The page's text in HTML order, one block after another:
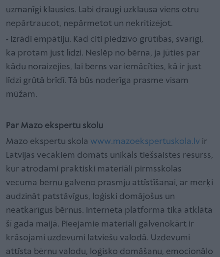
uzmanīgi klausies. Labi draugi uzklausa viens otru
nepārtraucot, nepārmetot un nekritizējot.
- Izrādi empātiju. Kad citi piedzīvo grūtības, svarīgi,
ka protam just līdzi. Neslēp no bērna, ja jūties par
kādu noraizējies, lai bērns var iemācīties, kā ir just
līdzi grūtā brīdī. Tā būs noderīga prasme visam
mūžam.
Par Mazo ekspertu skolu
Mazo ekspertu skola www.mazoekspertuskola.lv ir
Latvijas vecākiem domāts unikāls tiešsaistes resurss,
kur atrodami praktiski materiāli pirmsskolas
vecuma bērnu galveno prasmju attīstīšanai, ar mērķi
audzināt patstāvīgus, loģiski domājošus un
neatkarīgus bērnus. Interneta platforma tika atklāta
šī gada maijā. Pieejamie materiāli galvenokārt ir
krāsojami uzdevumi latviešu valodā. Uzdevumi
attīsta bērnu valodu, loģisko domāšanu, emocionālo